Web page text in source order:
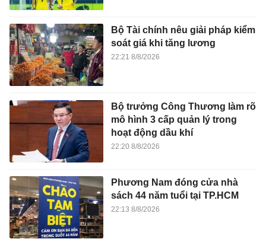
Bộ Tài chính nêu giải pháp kiểm
soát giá khi tăng lương
22:21 8/8/2026
Bộ trưởng Công Thương làm rõ
mô hình 3 cấp quản lý trong
hoạt động dầu khí
22:20 8/8/2026
Phương Nam đóng cửa nhà
sách 44 năm tuổi tại TP.HCM
22:13 8/8/2026